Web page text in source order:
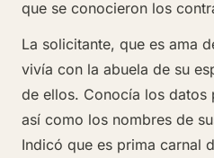
que se conocieron los
La solicitante, que es ama
vivía con la abuela de su
de ellos. Conocía los datos
así como los nombres de
Indicó que es prima carnal